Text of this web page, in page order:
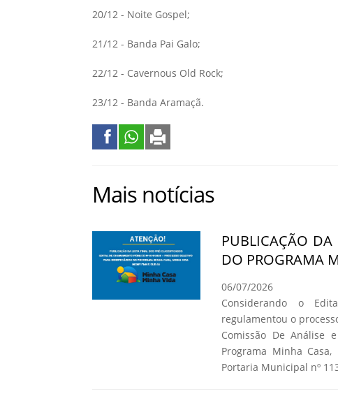
20/12 - Noite Gospel;
21/12 - Banda Pai Galo;
22/12 - Cavernous Old Rock;
23/12 - Banda Aramaçã.
Mais notícias
PUBLICAÇÃO DA
DO PROGRAMA
06/07/2026
Considerando o
regulamentou o
Comissão De Análise
Programa Minha
Portaria Municipal nº